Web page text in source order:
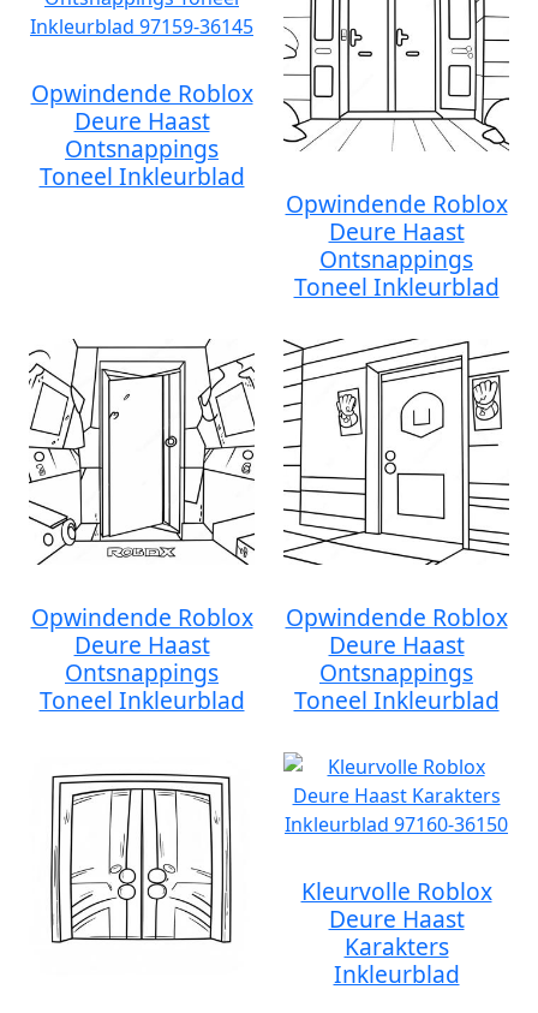
Opwindende Roblox
Deure Haast
Ontsnappings
Toneel Inkleurblad
Opwindende Roblox
Deure Haast
Ontsnappings
Toneel Inkleurblad
Opwindende Roblox
Deure Haast
Ontsnappings
Toneel Inkleurblad
Opwindende Roblox
Deure Haast
Ontsnappings
Toneel Inkleurblad
Kleurvolle Roblox
Deure Haast
Karakters
Inkleurblad